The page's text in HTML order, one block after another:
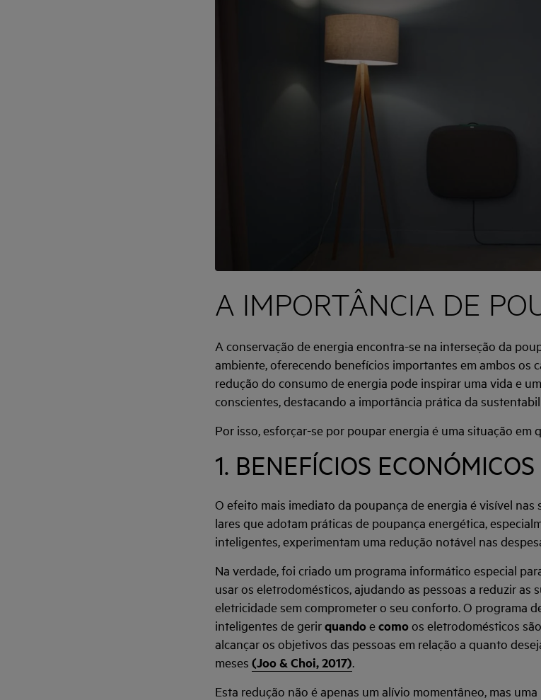
A IMPORTÂNCIA DE
A conservação de energia encontra-se na interseção da
ambiente, oferecendo benefícios importantes em ambos os
redução do consumo de energia pode inspirar uma vida e
conscientes, destacando a importância prática da
Por isso, esforçar-se por poupar energia é uma situação em
1. BENEFÍCIOS ECONÓMICOS
O efeito mais imediato da poupança de energia é visível nas
lares que adotam práticas de poupança energética,
inteligentes, experimentam uma redução notável nas
Na verdade, foi criado um programa informático especial
usar os eletrodomésticos, ajudando as pessoas a reduzir as
eletricidade sem comprometer o seu conforto. O programa
inteligentes de gerirquandoecomoos eletrodomésticos
alcançar os objetivos das pessoas em relação a quanto
meses (Joo & Choi, 2017).
Esta redução não é apenas um alívio momentâneo, mas